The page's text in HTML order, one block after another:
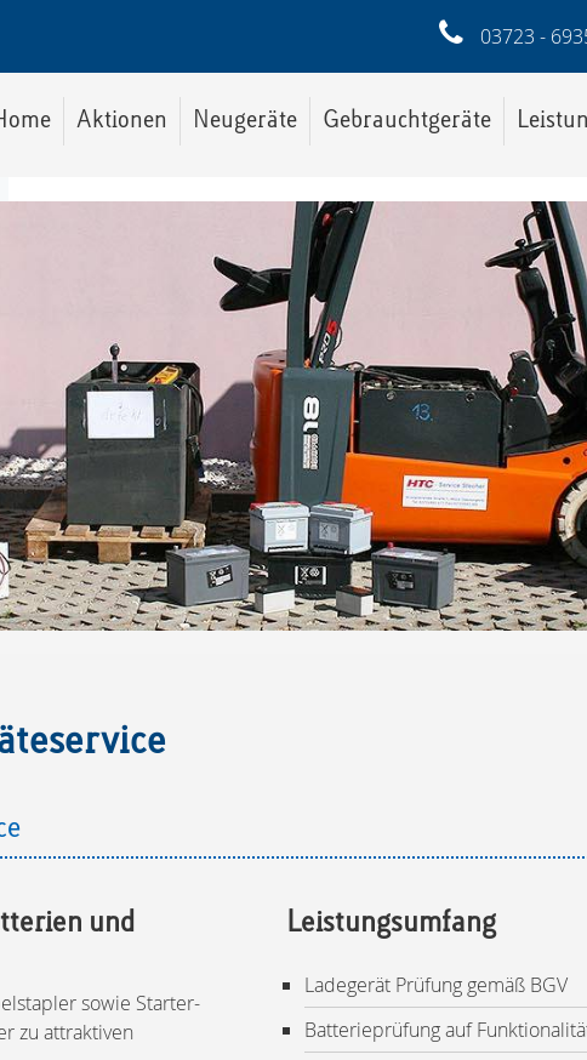
03723 -
Aktionen Neugeräte Gebrauchtgeräte
Ladegeräteservice
und
sowie Starter-
zu attraktiven
Leistungsumfang
Ladegerät Prüfung gemäß BGV
Batterieprüfung auf